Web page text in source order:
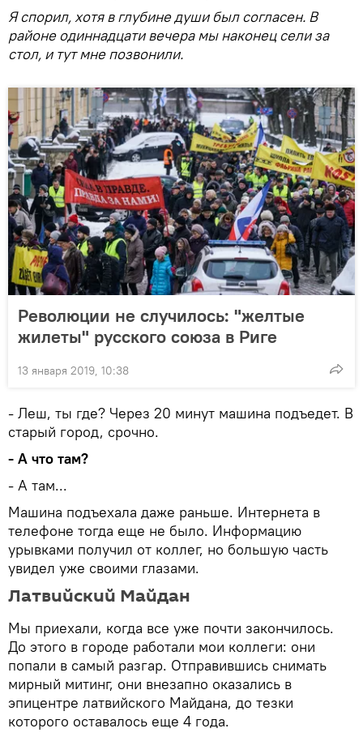
Я спорил, хотя в глубине души был согласен. В
районе одиннадцати вечера мы наконец сели за
стол, и тут мне позвонили.
Революции не случилось: "желтые
жилеты" русского союза в Риге
13 января 2019, 10:38
- Леш, ты где? Через 20 минут машина подъедет. В
старый город, срочно.
- А что там?
- А там...
Машина подъехала даже раньше. Интернета в
телефоне тогда еще не было. Информацию
урывками получил от коллег, но большую часть
увидел уже своими глазами.
Латвийский Майдан
Мы приехали, когда все уже почти закончилось.
До этого в городе работали мои коллеги: они
попали в самый разгар. Отправившись снимать
мирный митинг, они внезапно оказались в
эпицентре латвийского Майдана, до тезки
которого оставалось еще 4 года.